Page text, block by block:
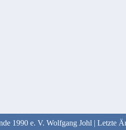
1990 e. V. Wolfgang Johl | Letzte